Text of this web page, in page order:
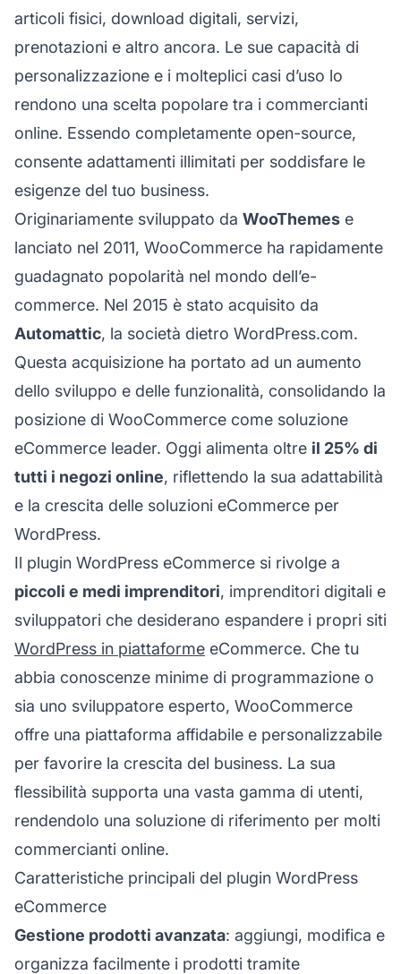
articoli fisici, download digitali, servizi,
prenotazioni e altro ancora. Le sue capacità di
personalizzazione e i molteplici casi d’uso lo
rendono una scelta popolare tra i commercianti
online. Essendo completamente open-source,
consente adattamenti illimitati per soddisfare le
esigenze del tuo business.
Originariamente sviluppato da WooThemes e
lanciato nel 2011, WooCommerce ha rapidamente
guadagnato popolarità nel mondo dell’e-
commerce. Nel 2015 è stato acquisito da
Automattic, la società dietro WordPress.com.
Questa acquisizione ha portato ad un aumento
dello sviluppo e delle funzionalità, consolidando la
posizione di WooCommerce come soluzione
eCommerce leader. Oggi alimenta oltre il 25% di
tutti i negozi online, riflettendo la sua adattabilità
e la crescita delle soluzioni eCommerce per
WordPress.
Il plugin WordPress eCommerce si rivolge a
piccoli e medi imprenditori, imprenditori digitali e
sviluppatori che desiderano espandere i propri siti
WordPress in piattaforme eCommerce. Che tu
abbia conoscenze minime di programmazione o
sia uno sviluppatore esperto, WooCommerce
offre una piattaforma affidabile e personalizzabile
per favorire la crescita del business. La sua
flessibilità supporta una vasta gamma di utenti,
rendendolo una soluzione di riferimento per molti
commercianti online.
Caratteristiche principali del plugin WordPress
eCommerce
Gestione prodotti avanzata: aggiungi, modifica e
organizza facilmente i prodotti tramite